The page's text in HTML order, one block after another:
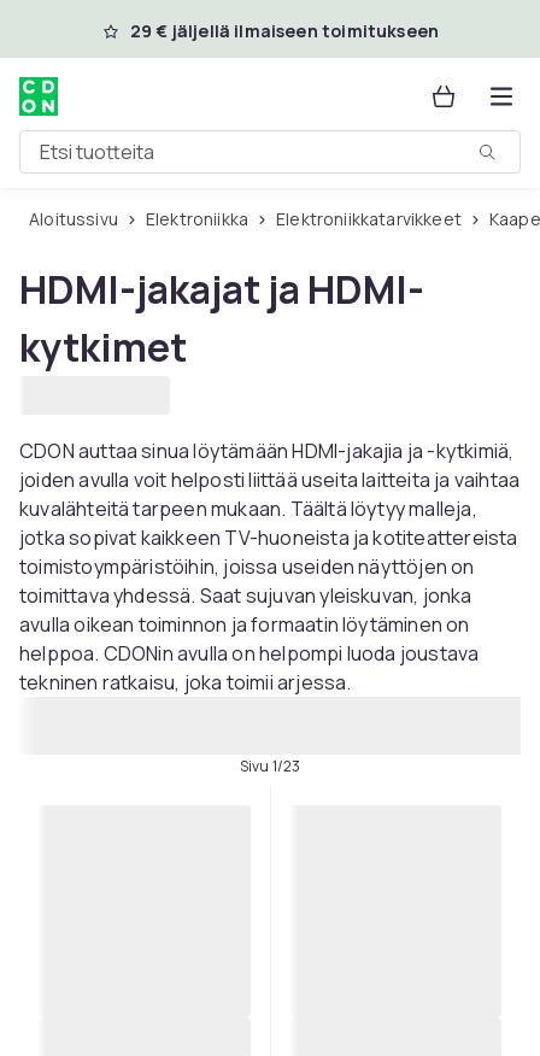
Ohita ja siirry pääsisältöön
29 € jäljellä ilmaiseen toimitukseen
Etsi tuotteita
Aloitussivu Elektroniikka Elektroniikkatarvikkeet
HDMI-jakajat ja HDMI-
kytkimet
CDON auttaa sinua löytämään HDMI-jakajia ja -kytkimiä,
joiden avulla voit helposti liittää useita laitteita ja vaihtaa
kuvalähteitä tarpeen mukaan. Täältä löytyy malleja,
jotka sopivat kaikkeen TV-huoneista ja kotiteattereista
toimistoympäristöihin, joissa useiden näyttöjen on
toimittava yhdessä. Saat sujuvan yleiskuvan, jonka
avulla oikean toiminnon ja formaatin löytäminen on
helppoa. CDONin avulla on helpompi luoda joustava
tekninen ratkaisu, joka toimii arjessa.
Sivu 1/23